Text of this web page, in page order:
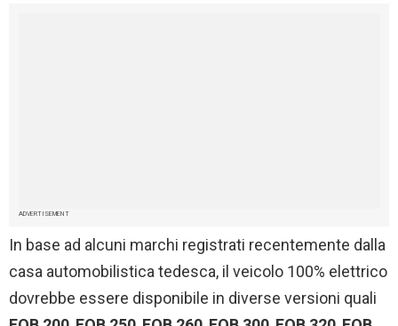
ADVERTISEMENT
In base ad alcuni marchi registrati recentemente dalla
casa automobilistica tedesca, il veicolo 100% elettrico
dovrebbe essere disponibile in diverse versioni quali